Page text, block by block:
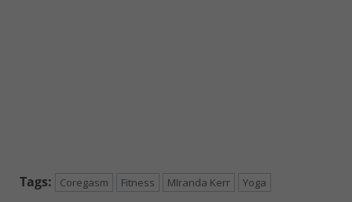
Tags: Coregasm Fitness MIranda Kerr Yoga